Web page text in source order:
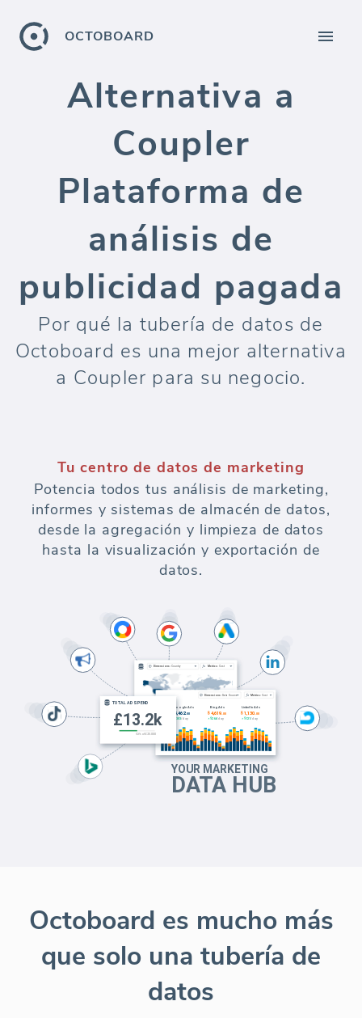
OCTOBOARD
Alternativa a
Coupler
Plataforma de
análisis de
publicidad pagada
Por qué la tubería de datos de
Octoboard es una mejor alternativa
a Coupler para su negocio.
Tu centro de datos de marketing
Potencia todos tus análisis de marketing,
informes y sistemas de almacén de datos,
desde la agregación y limpieza de datos
hasta la visualización y exportación de
datos.
Octoboard es mucho más
que solo una tubería de
datos